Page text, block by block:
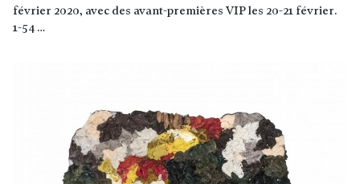
février 2020, avec des avant-premières VIP les 20-21 février.
1-54 …
Lire la suite